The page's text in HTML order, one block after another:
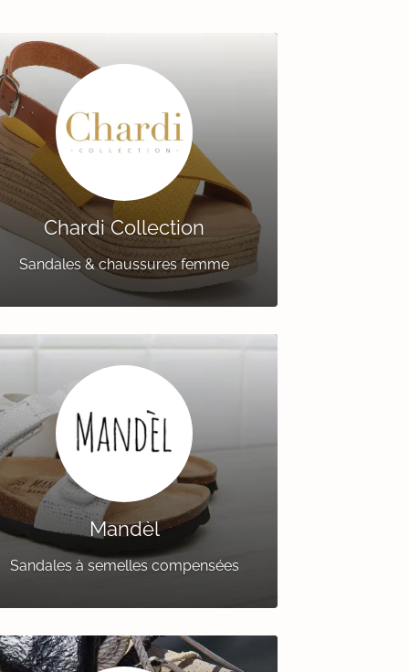
Chardi Collection
Sandales & chaussures femme
Mandèl
Sandales à semelles compensées